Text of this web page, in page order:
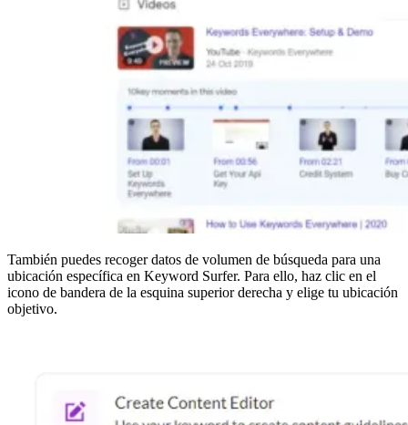
También puedes recoger datos de volumen de búsqueda para una
ubicación específica en Keyword Surfer. Para ello, haz clic en el
icono de bandera de la esquina superior derecha y elige tu ubicación
objetivo.